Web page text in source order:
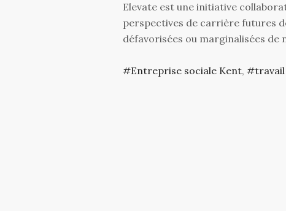
Elevate est une initiative
perspectives de carrière futures
défavorisées ou marginalisées de
Entreprise sociale Kent, travail